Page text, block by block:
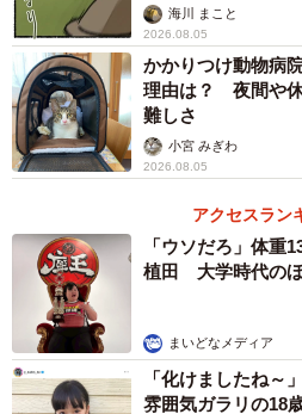
海川 まこと
2026.08.05
かかりつけ動物病
理由は？ 夜間や
難しさ
小宮 みぎわ
2026.08.05
アクセスラン
「ウソだろ」体重
植田 大学時代のほ
まいどなメディア
「化けましたね～
雰囲気ガラリの18